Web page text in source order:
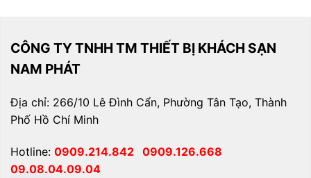
CÔNG TY TNHH TM THIẾT BỊ KHÁCH SẠN
NAM PHÁT
Địa chỉ: 266/10 Lê Đình Cẩn, Phường Tân Tạo, Thành
Phố Hồ Chí Minh
Hotline: 0909.214.842 0909.126.668
09.08.04.09.04